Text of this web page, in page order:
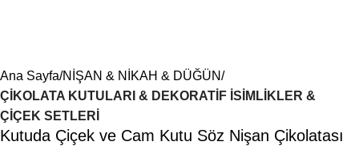
Ana Sayfa NİŞAN & NİKAH & DÜĞÜN
ÇİKOLATA KUTULARI & DEKORATİF İSİMLİKLER &
ÇİÇEK SETLERİ
Kutuda Çiçek ve Cam Kutu Söz Nişan Çikolatası